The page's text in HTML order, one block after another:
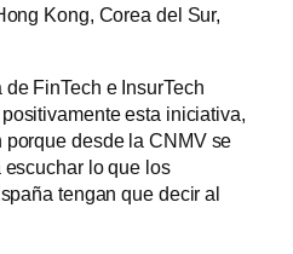
Kong, Corea del Sur,
FinTech e InsurTech
esta iniciativa,
desde la CNMV se
escuchar lo que los
tengan que decir al